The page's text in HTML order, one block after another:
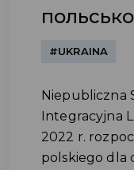
#UKRAINA
Niepubliczna
Integracyjna
2022 r.
polskiego dla